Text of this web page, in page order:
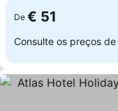
De € 51
Consulte os preços de